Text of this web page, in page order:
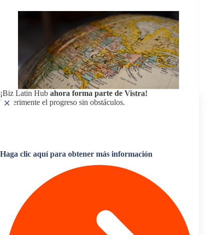
¡Biz Latin Hub ahora forma parte de Vistra!
Experimente el progreso sin obstáculos.
Haga clic aquí para obtener más información
Un estudio realizado en 2014 por el Foro Económico
Mundial titulado “El Informe sobre el Comercio
Mundial Facilitador” examinó en profundidad las
relaciones comerciales internacionales. Uno de los
factores clave evaluados fue el atractivo de la entrada en
el mercado, basado en la capacidad de los países para
acceder a los mercados extranjeros. En general, México
ocupó el puesto 29 entre 138 países. El estudio encontró
que México tenía ventajas competitivas en las siguientes